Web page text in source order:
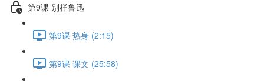
第9课 别样鲁迅
第9课 热身 (2:15)
第9课 课文 (25:58)